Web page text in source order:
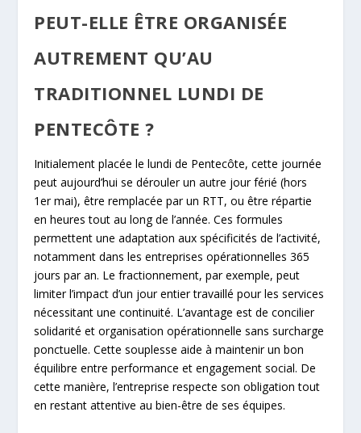
PEUT-ELLE ÊTRE ORGANISÉE
AUTREMENT QU’AU
TRADITIONNEL LUNDI DE
PENTECÔTE ?
Initialement placée le lundi de Pentecôte, cette journée
peut aujourd’hui se dérouler un autre jour férié (hors
1er mai), être remplacée par un RTT, ou être répartie
en heures tout au long de l’année. Ces formules
permettent une adaptation aux spécificités de l’activité,
notamment dans les entreprises opérationnelles 365
jours par an. Le fractionnement, par exemple, peut
limiter l’impact d’un jour entier travaillé pour les services
nécessitant une continuité. L’avantage est de concilier
solidarité et organisation opérationnelle sans surcharge
ponctuelle. Cette souplesse aide à maintenir un bon
équilibre entre performance et engagement social. De
cette manière, l’entreprise respecte son obligation tout
en restant attentive au bien-être de ses équipes.